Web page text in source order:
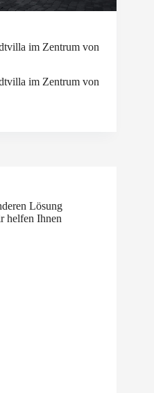
im Zentrum von
im Zentrum von
Lösung
helfen Ihnen